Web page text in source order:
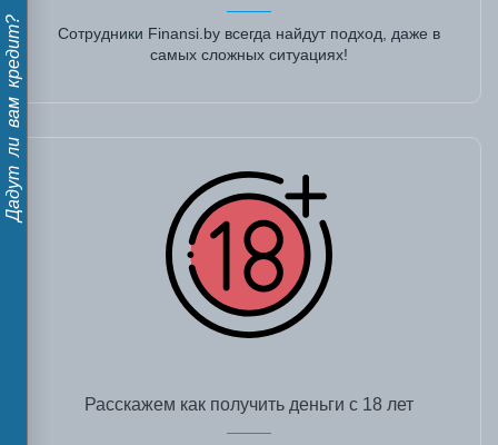
Дадут ли вам кредит?
Сотрудники Finansi.by всегда найдут подход, даже в
самых сложных ситуациях!
Расскажем как получить деньги с 18 лет